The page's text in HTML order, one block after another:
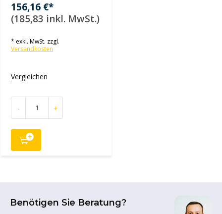
156,16 €*
(185,83 inkl. MwSt.)
* exkl. MwSt. zzgl.
Versandkosten
Vergleichen
- +
Benötigen Sie Beratung?